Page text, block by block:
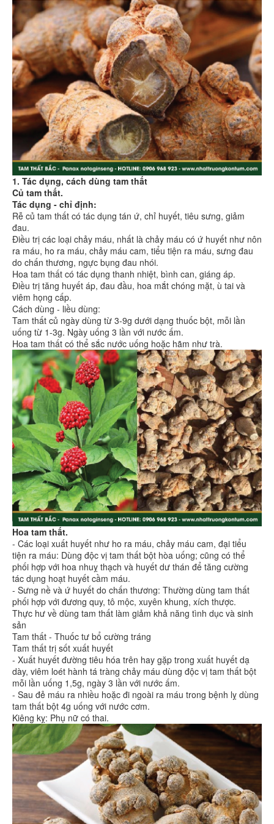
1. Tác dụng, cách dùng tam thất
Củ tam thất.
Tác dụng - chỉ định:
Rễ củ tam thất có tác dụng tán ứ, chỉ huyết, tiêu sưng, giảm
đau.
Điều trị các loại chảy máu, nhất là chảy máu có ứ huyết như nôn
ra máu, ho ra máu, chảy máu cam, tiểu tiện ra máu, sưng đau
do chấn thương, ngực bụng đau nhói.
Hoa tam thất có tác dụng thanh nhiệt, bình can, giáng áp.
Điều trị tăng huyết áp, đau đầu, hoa mắt chóng mặt, ù tai và
viêm họng cấp.
Cách dùng - liều dùng:
Tam thất củ ngày dùng từ 3-9g dưới dạng thuốc bột, mỗi lần
uống từ 1-3g. Ngày uống 3 lần với nước ấm.
Hoa tam thất có thể sắc nước uống hoặc hãm như trà.
Hoa tam thất.
- Các loại xuất huyết như ho ra máu, chảy máu cam, đại tiểu
tiện ra máu: Dùng độc vị tam thất bột hòa uống; cũng có thể
phối hợp với hoa nhuỵ thạch và huyết dư thán để tăng cường
tác dụng hoạt huyết cầm máu.
- Sưng nề và ứ huyết do chấn thương: Thường dùng tam thất
phối hợp với đương quy, tô mộc, xuyên khung, xích thược.
Thực hư về dùng tam thất làm giảm khả năng tình dục và sinh
sản
Tam thất - Thuốc tư bổ cường tráng
Tam thất trị sốt xuất huyết
- Xuất huyết đường tiêu hóa trên hay gặp trong xuất huyết dạ
dày, viêm loét hành tá tràng chảy máu dùng độc vị tam thất bột
mỗi lần uống 1,5g, ngày 3 lần với nước ấm.
- Sau đẻ máu ra nhiều hoặc đi ngoài ra máu trong bệnh lỵ dùng
tam thất bột 4g uống với nước cơm.
Kiêng kỵ: Phụ nữ có thai.